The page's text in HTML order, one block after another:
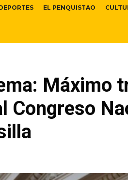
EL PENQUISTAO
Máximo
Congreso